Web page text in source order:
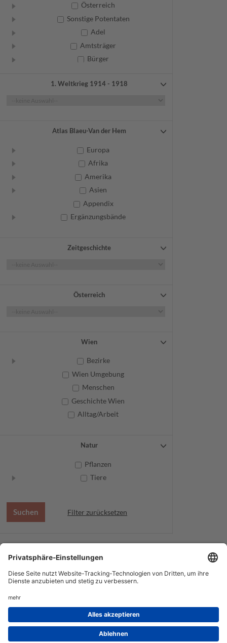
Österreich
Sonstige Potentaten
Adel
Amtsträger
Bürger
Geistliche
Weitere
1. Weltkrieg 1914 - 1918
Atlas Blaeu-Van der Hem
Europa
Afrika
Amerika
Asien
Appendix
Ergänzungsbände
Zeitgeschichte
Österreich
Wien
Bezirke
Wien Umgebung
Menschen
Geschichte Wien
Alltag/Arbeit
Natur
Pflanzen
Tiere
Filter zurücksetzen
Datenschutz
Service